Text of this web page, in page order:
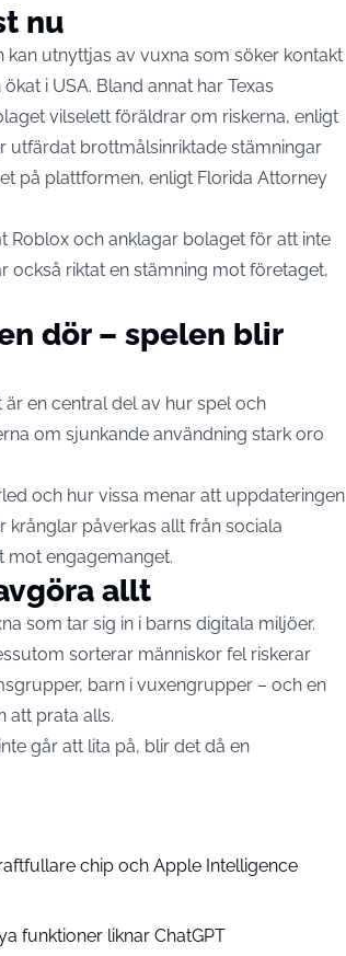
nu
utnyttjas av vuxna som söker kontakt
i USA. Bland annat har Texas
vilselett föräldrar om riskerna, enligt
utfärdat brottmålsinriktade stämningar
på plattformen, enligt Florida Attorney
Roblox och anklagar bolaget för att inte
också riktat en stämning mot företaget,
dör – spelen blir
är en central del av hur spel och
om sjunkande användning stark oro
och hur vissa menar att uppdateringen
krånglar påverkas allt från sociala
mot engagemanget.
allt
som tar sig in i barns digitala miljöer.
sorterar människor fel riskerar
barn i vuxengrupper – och en
att prata alls.
går att lita på, blir det då en
chip och Apple Intelligence
funktioner liknar ChatGPT